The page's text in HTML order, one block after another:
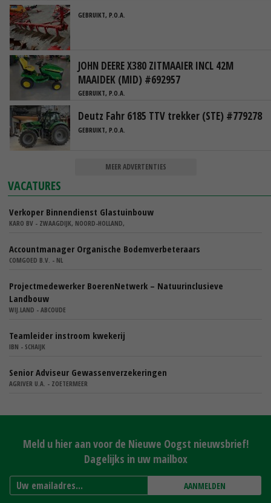
GEBRUIKT, P.O.A.
JOHN DEERE X380 ZITMAAIER INCL 42M
MAAIDEK (MID) #692957
GEBRUIKT, P.O.A.
Deutz Fahr 6185 TTV trekker (STE) #779278
GEBRUIKT, P.O.A.
MEER ADVERTENTIES
VACATURES
Verkoper Binnendienst Glastuinbouw
KARO BV - ZWAAGDIJK, NOORD-HOLLAND,
Accountmanager Organische Bodemverbeteraars
COMGOED B.V. - NL
Projectmedewerker BoerenNetwerk – Natuurinclusieve
Landbouw
WIJ.LAND - ABCOUDE
Teamleider instroom kwekerij
IBN - SCHAIJK
Senior Adviseur Gewassenverzekeringen
AGRIVER U.A. - ZOETERMEER
Meld u hier aan voor de Nieuwe Oogst nieuwsbrief!
Dagelijks in uw mailbox
AANMELDEN